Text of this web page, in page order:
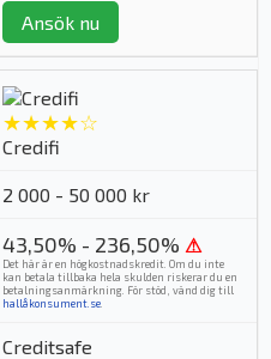
Ansök nu
★★★★☆
Credifi
2 000 - 50 000 kr
43,50% - 236,50% ⚠
Det här är en högkostnadskredit. Om du inte
kan betala tillbaka hela skulden riskerar du en
betalningsanmärkning. För stöd, vänd dig till
hallåkonsument.se
Creditsafe